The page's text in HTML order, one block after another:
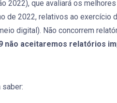
2022), que avaliará os
de 2022, relativos ao exercício
digital). Não concorrem
não aceitaremos relatórios
saber: